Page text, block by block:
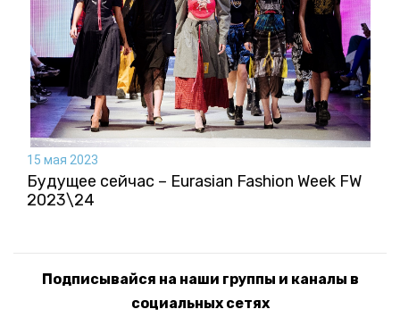
15 мая 2023
Будущее сейчас – Eurasian Fashion Week FW
2023\24
Подписывайся на наши группы и каналы в
социальных сетях